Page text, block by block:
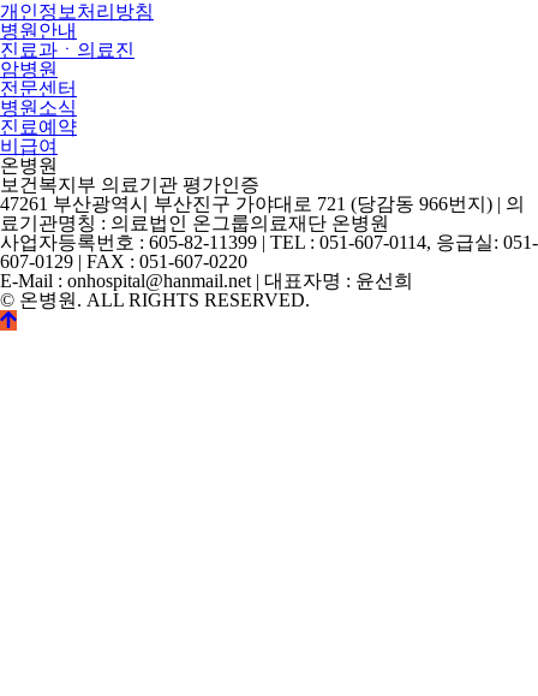
개인정보처리방침
병원안내
진료과ㆍ의료진
암병원
전문센터
병원소식
진료예약
비급여
온병원
보건복지부 의료기관 평가인증
47261 부산광역시 부산진구 가야대로 721 (당감동 966번지) | 의
료기관명칭 : 의료법인 온그룹의료재단 온병원
사업자등록번호 : 605-82-11399 | TEL : 051-607-0114, 응급실: 051-
607-0129 | FAX : 051-607-0220
E-Mail : onhospital@hanmail.net | 대표자명 : 윤선희
© 온병원. ALL RIGHTS RESERVED.
©
k2s0o2d0e0s1i0g1n.